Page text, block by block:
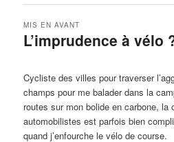
L’imprudence à vélo
MIS EN AVANT
Cycliste des villes pour traverser
champs pour me balader dans la
routes sur mon bolide en carbone, la
automobilistes est parfois bien
quand j’enfourche le vélo de course.